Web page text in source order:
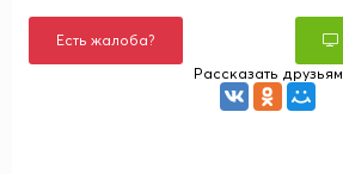
Есть жалоба?
Рассказать друзьям